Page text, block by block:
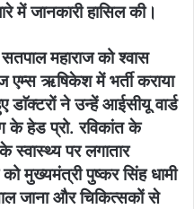
में जानकारी हासिल की।
महाराज को श्वास
एम्स ऋषिकेश में भर्ती कराया
ने उन्हें आईसीयू वार्ड
के हेड प्रो. रविकांत के
स्वास्थ्य पर लगातार
को मुख्यमंत्री पुष्कर सिंह धामी
जाना और चिकित्सकों से